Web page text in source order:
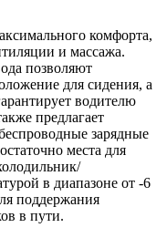
комфорта,
и массажа.
позволяют
для сидения, а
водителю
предлагает
зарядные
места для
в диапазоне от -6
поддержания
в пути.